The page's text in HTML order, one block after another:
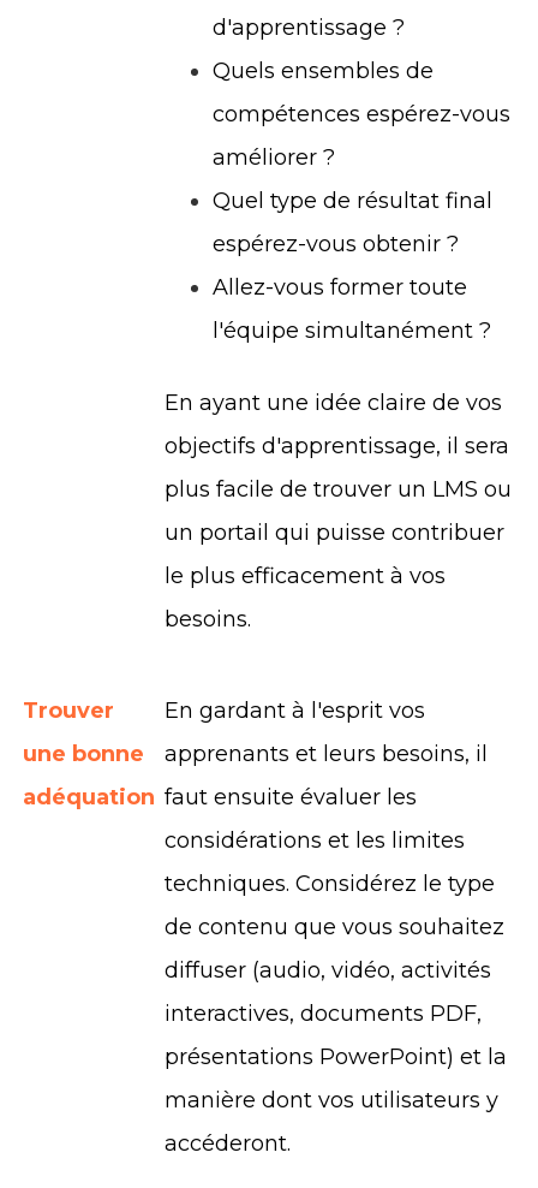
d'apprentissage ?
Quels ensembles de
compétences espérez-vous
améliorer ?
Quel type de résultat final
espérez-vous obtenir ?
Allez-vous former toute
l'équipe simultanément ?
En ayant une idée claire de vos
objectifs d'apprentissage, il sera
plus facile de trouver un LMS ou
un portail qui puisse contribuer
le plus efficacement à vos
besoins.
Trouver
une bonne
adéquation
En gardant à l'esprit vos
apprenants et leurs besoins, il
faut ensuite évaluer les
considérations et les limites
techniques. Considérez le type
de contenu que vous souhaitez
diffuser (audio, vidéo, activités
interactives, documents PDF,
présentations PowerPoint) et la
manière dont vos utilisateurs y
accéderont.